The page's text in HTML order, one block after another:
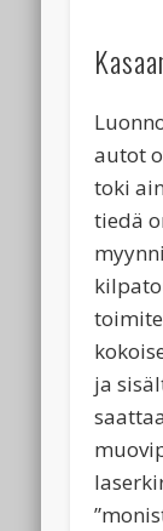
autot
toki
tiedä
ja